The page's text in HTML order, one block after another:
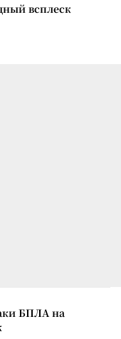
всплеск
БПЛА на